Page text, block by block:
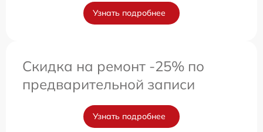
Узнать подробнее
Скидка на ремонт -25% по
предварительной записи
Узнать подробнее